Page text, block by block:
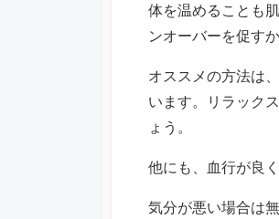
体を温めることも
ンオーバーを促すか
オススメの方法は
います。リラック
ょう。
他にも、血行が良
気分が悪い場合は